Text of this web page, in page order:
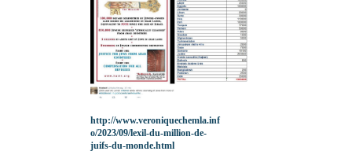
http://www.veroniquechemla.inf
o/2023/09/lexil-du-million-de-
juifs-du-monde.html